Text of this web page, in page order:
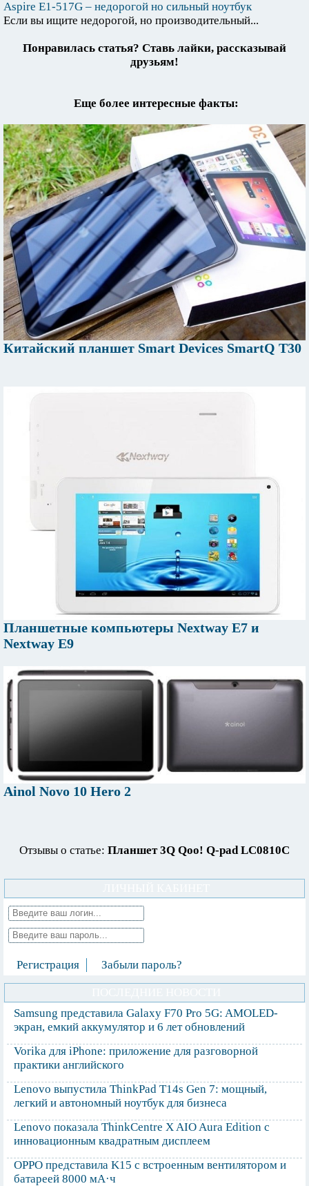
Aspire E1-517G – недорогой но сильный ноутбук
Если вы ищите недорогой, но производительный...
Понравилась статья? Ставь лайки, рассказывай
друзьям!
Еще более интересные факты:
Китайский планшет Smart Devices SmartQ T30
Планшетные компьютеры Nextway E7 и
Nextway E9
Ainol Novo 10 Hero 2
Отзывы о статье: Планшет 3Q Qoo! Q-pad LC0810C
Регистрация Забыли пароль?
Samsung представила Galaxy F70 Pro 5G: AMOLED-
экран, емкий аккумулятор и 6 лет обновлений
Vorika для iPhone: приложение для разговорной
практики английского
Lenovo выпустила ThinkPad T14s Gen 7: мощный,
легкий и автономный ноутбук для бизнеса
Lenovo показала ThinkCentre X AIO Aura Edition с
инновационным квадратным дисплеем
OPPO представила K15 с встроенным вентилятором и
батареей 8000 мА·ч